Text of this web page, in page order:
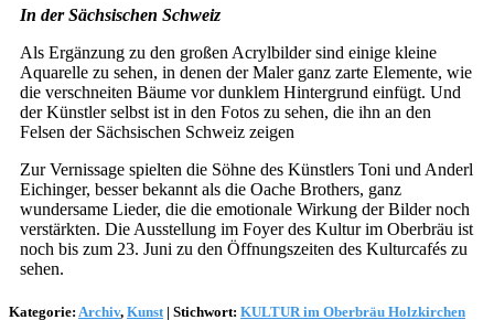
In der Sächsischen Schweiz
Als Ergänzung zu den großen Acrylbilder sind einige kleine
Aquarelle zu sehen, in denen der Maler ganz zarte Elemente, wie
die verschneiten Bäume vor dunklem Hintergrund einfügt. Und
der Künstler selbst ist in den Fotos zu sehen, die ihn an den
Felsen der Sächsischen Schweiz zeigen
Zur Vernissage spielten die Söhne des Künstlers Toni und Anderl
Eichinger, besser bekannt als die Oache Brothers, ganz
wundersame Lieder, die die emotionale Wirkung der Bilder noch
verstärkten. Die Ausstellung im Foyer des Kultur im Oberbräu ist
noch bis zum 23. Juni zu den Öffnungszeiten des Kulturcafés zu
sehen.
Kategorie: Archiv, Kunst| Stichwort: KULTUR im Oberbräu Holzkirchen